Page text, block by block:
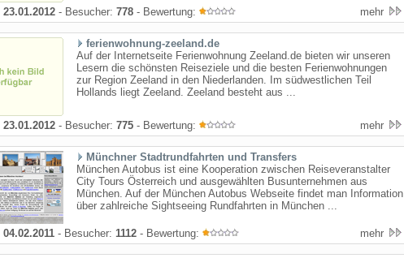
23.01.2012 - Besucher: 778 - Bewertung: mehr
ferienwohnung-zeeland.de
Auf der Internetseite Ferienwohnung Zeeland.de bieten wir unseren
Lesern die schönsten Reiseziele und die besten Ferienwohnungen
zur Region Zeeland in den Niederlanden. Im südwestlichen Teil
Hollands liegt Zeeland. Zeeland besteht aus ...
23.01.2012 - Besucher: 775 - Bewertung: mehr
Münchner Stadtrundfahrten und Transfers
München Autobus ist eine Kooperation zwischen Reiseveranstalter
City Tours Österreich und ausgewählten Busunternehmen aus
München. Auf der München Autobus Webseite findet man Information
über zahlreiche Sightseeing Rundfahrten in München ...
04.02.2011 - Besucher: 1112 - Bewertung: mehr